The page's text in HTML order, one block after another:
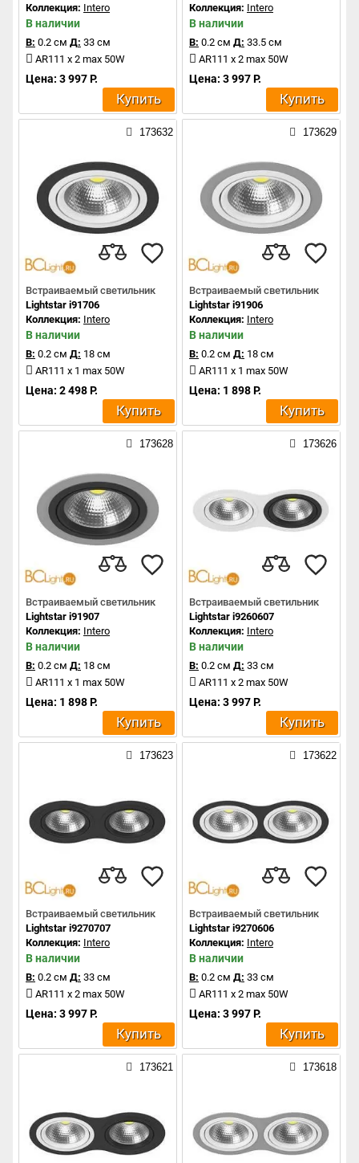
Коллекция: Intero
В наличии
В: 0.2 см Д: 33 см
AR111 x 2 max 50W
Цена: 3 997 Р.
Купить
Коллекция: Intero
В наличии
В: 0.2 см Д: 33.5 см
AR111 x 2 max 50W
Цена: 3 997 Р.
Купить
173632
Встраиваемый светильник
Lightstar i91706
Коллекция: Intero
В наличии
В: 0.2 см Д: 18 см
AR111 x 1 max 50W
Цена: 2 498 Р.
Купить
173629
Встраиваемый светильник
Lightstar i91906
Коллекция: Intero
В наличии
В: 0.2 см Д: 18 см
AR111 x 1 max 50W
Цена: 1 898 Р.
Купить
173628
Встраиваемый светильник
Lightstar i91907
Коллекция: Intero
В наличии
В: 0.2 см Д: 18 см
AR111 x 1 max 50W
Цена: 1 898 Р.
Купить
173626
Встраиваемый светильник
Lightstar i9260607
Коллекция: Intero
В наличии
В: 0.2 см Д: 33 см
AR111 x 2 max 50W
Цена: 3 997 Р.
Купить
173623
Встраиваемый светильник
Lightstar i9270707
Коллекция: Intero
В наличии
В: 0.2 см Д: 33 см
AR111 x 2 max 50W
Цена: 3 997 Р.
Купить
173622
Встраиваемый светильник
Lightstar i9270606
Коллекция: Intero
В наличии
В: 0.2 см Д: 33 см
AR111 x 2 max 50W
Цена: 3 997 Р.
Купить
173621 173618